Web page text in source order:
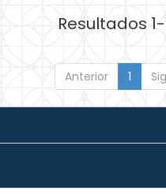
Resultados 1-
Anterior 1